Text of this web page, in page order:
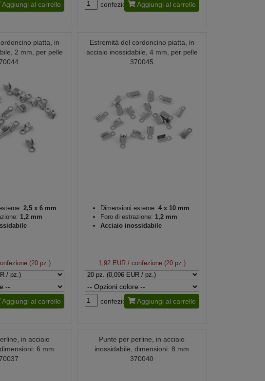
Aggiungi al carrello confezione Aggiungi al carrello
piatta, in
2 mm, per pelle
2,5 x 6 mm
1,2 mm
(20 pz.)
Aggiungi al carrello
Estremità del cordoncino piatta, in
acciaio inossidabile, 4 mm, per pelle
370045
Dimensioni esterne: 4 x 10 mm
Foro di estrazione: 1,2 mm
Acciaio inossidabile
1,92 EUR/ confezione (20 pz.)
confezione Aggiungi al carrello
in acciaio
6 mm
Punte per perline, in acciaio
inossidabile, dimensioni: 8 mm
370040